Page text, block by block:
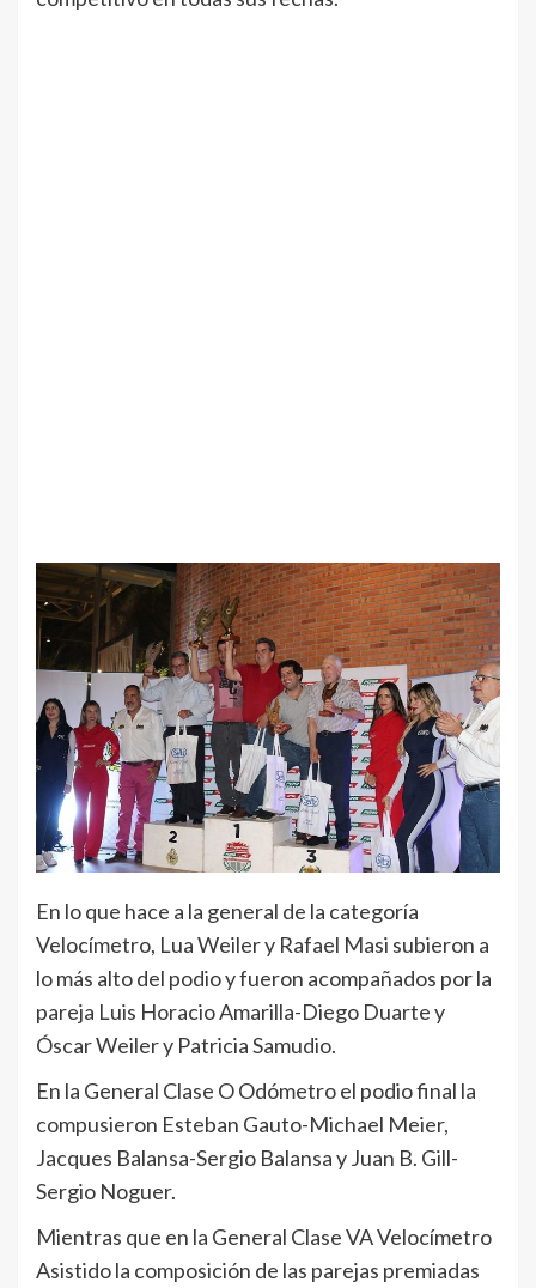
En lo que hace a la general de la categoría
Velocímetro, Lua Weiler y Rafael Masi subieron a
lo más alto del podio y fueron acompañados por la
pareja Luis Horacio Amarilla-Diego Duarte y
Óscar Weiler y Patricia Samudio.
En la General Clase O Odómetro el podio final la
compusieron Esteban Gauto-Michael Meier,
Jacques Balansa-Sergio Balansa y Juan B. Gill-
Sergio Noguer.
Mientras que en la General Clase VA Velocímetro
Asistido la composición de las parejas premiadas